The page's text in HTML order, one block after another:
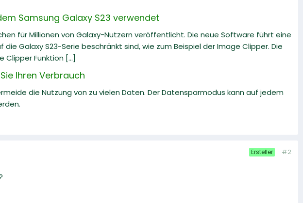
Samsung Galaxy S23 verwendet
für Millionen von Galaxy-Nutzern veröffentlicht. Die neue Software führt eine
Galaxy S23-Serie beschränkt sind, wie zum Beispiel der Image Clipper. Die
Clipper Funktion [...]
Ihren Verbrauch
die Nutzung von zu vielen Daten. Der Datensparmodus kann auf jedem
Ersteller #2